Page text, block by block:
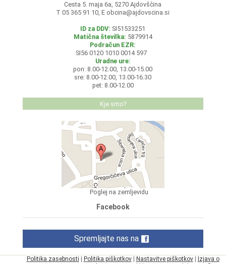
Cesta 5. maja 6a, 5270 Ajdovščina
T 05 365 91 10, E obcina@ajdovscina.si
ID za DDV: SI51533251
Matična številka: 5879914
Podračun EZR:
SI56 0120 1010 0014 597
Uradne ure:
pon: 8.00-12.00, 13.00-15.00
sre: 8.00-12.00, 13.00-16.30
pet: 8.00-12.00
Kje smo?
Poglej na zemljevidu
Facebook
Spremljajte nas na
Politika zasebnosti Politika piškotkov| Nastavitve piškotkov|
Izjava o